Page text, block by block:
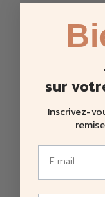
sur
Inscrivez-